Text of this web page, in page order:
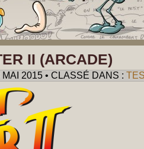
II (ARCADE)
MAI 2015 • CLASSÉ DANS :